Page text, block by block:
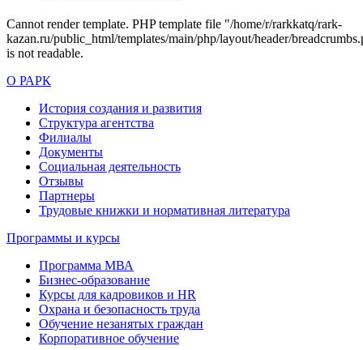
Cannot render template. PHP template file "/home/r/rarkkatq/rark-
kazan.ru/public_html/templates/main/php/layout/header/
is not readable.
О РАРК
История создания и развития
Структура агентства
Филиалы
Документы
Социальная деятельность
Отзывы
Партнеры
Трудовые книжки и нормативная литература
Программы и курсы
Программа МВА
Бизнес-образование
Курсы для кадровиков и HR
Охрана и безопасность труда
Обучение незанятых граждан
Корпоративное обучение